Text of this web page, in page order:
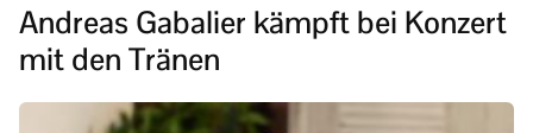
Andreas Gabalier kämpft bei Konzert
mit den Tränen